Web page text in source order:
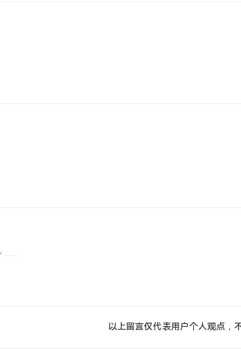
以上留言仅代表用户个人观点，